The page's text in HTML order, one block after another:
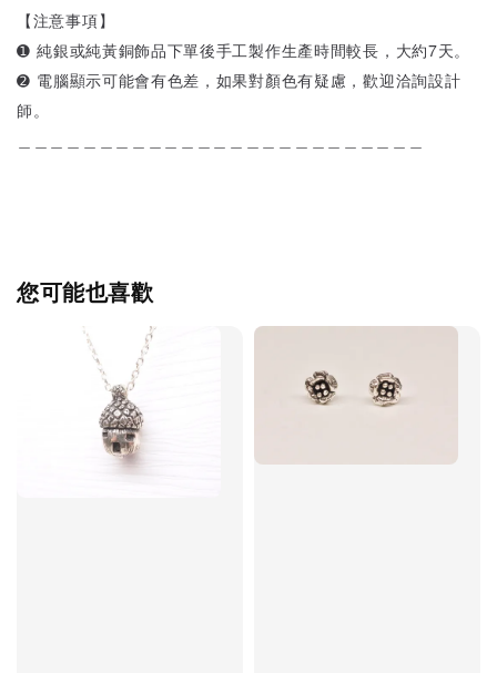
【注意事項】
➊ 純銀或純黃銅飾品下單後手工製作生產時間較長，大約7天。
➋ 電腦顯示可能會有色差，如果對顏色有疑慮，歡迎洽詢設計
師。
您可能也喜歡